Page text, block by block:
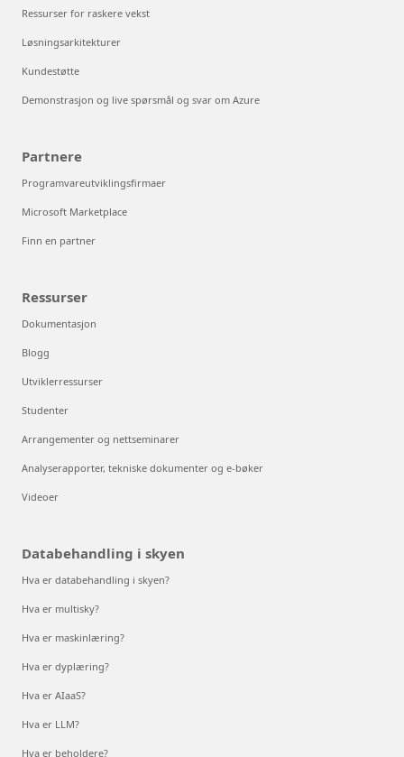
Ressurser for raskere vekst
Løsningsarkitekturer
Kundestøtte
Demonstrasjon og live spørsmål og svar om Azure
Partnere
Programvareutviklingsfirmaer
Microsoft Marketplace
Finn en partner
Ressurser
Dokumentasjon
Blogg
Utviklerressurser
Studenter
Arrangementer og nettseminarer
Analyserapporter, tekniske dokumenter og e-bøker
Videoer
Databehandling i skyen
Hva er databehandling i skyen?
Hva er multisky?
Hva er maskinlæring?
Hva er dyplæring?
Hva er AIaaS?
Hva er LLM?
Hva er beholdere?